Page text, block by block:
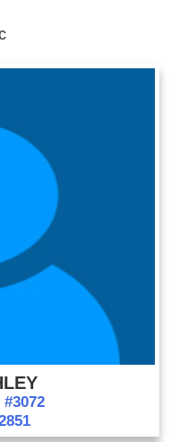
bị đánh bom (ngày
bắt tại London (ngày 16
và Arafat thúc đẩy các
tiến tới (ngày 23 tháng
Đông
4) trong lịch sử
Muhlenberg của
Hạ viện đầu tiên.
Do Thái của Đức
chay các cơ sở kinh
đổ bộ lên Okinawa trong
#3072